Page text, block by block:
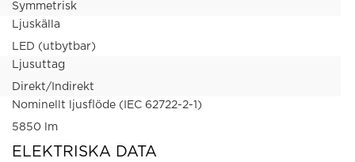
Symmetrisk
Ljuskälla
LED (utbytbar)
Ljusuttag
Direkt/Indirekt
Nominellt ljusflöde (IEC 62722-2-1)
5850 lm
ELEKTRISKA DATA